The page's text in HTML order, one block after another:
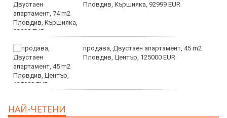
Пловдив, Кършияка, 92999 EUR
продава, Двустаен апартамент, 45 m2
Пловдив, Център, 125000 EUR
НАЙ-ЧЕТЕНИ